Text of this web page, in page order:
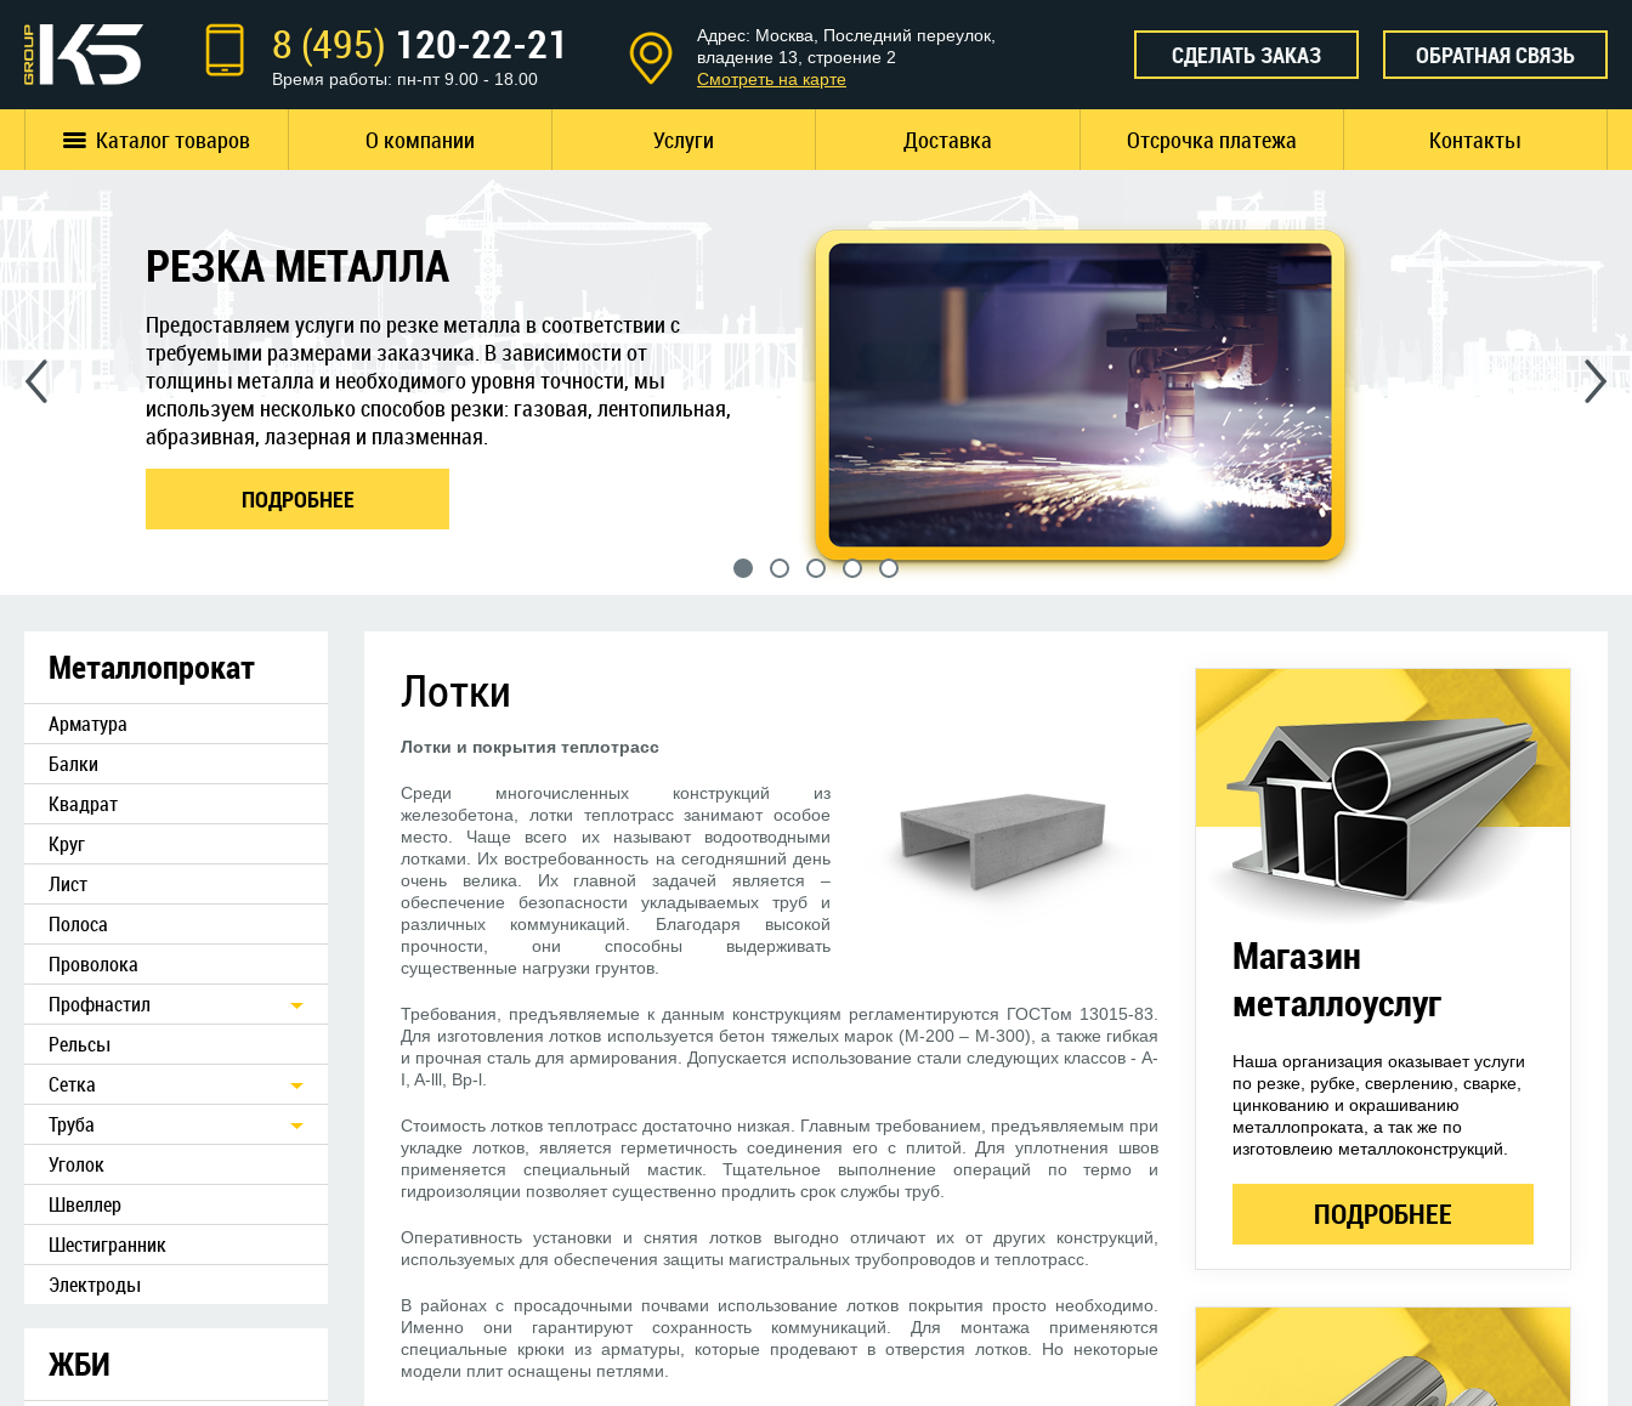
8 (495) 120-22-21
Время работы: пн-пт 9.00 - 18.00
Адрес: Москва, Последний переулок,
владение 13, строение 2
Смотреть на карте
ОБРАТНАЯ СВЯЗЬ
СДЕЛАТЬ ЗАКАЗ
Каталог товаров О компании Услуги Доставка Отсрочка платежа Контакты
РЕЗКА МЕТАЛЛА
Предоставляем услуги по резке металла в соответствии с
требуемыми размерами заказчика. В зависимости от
толщины металла и необходимого уровня точности, мы
используем несколько способов резки: газовая, лентопильная,
абразивная, лазерная и плазменная.
ПОДРОБНЕЕ
Металлопрокат
Арматура
Балки
Квадрат
Круг
Лист
Полоса
Проволока
Профнастил
Рельсы
Сетка
Труба
Уголок
Швеллер
Шестигранник
Электроды
ЖБИ
Магазин
металлоуслуг
Наша организация оказывает услуги
по резке, рубке, сверлению, сварке,
цинкованию и окрашиванию
металлопроката, а так же по
изготовлеию металлоконструкций.
ПОДРОБНЕЕ
Лотки
Лотки и покрытия теплотрасс
Среди многочисленных конструкций из
железобетона, лотки теплотрасс занимают особое
место. Чаще всего их называют водоотводными
лотками. Их востребованность на сегодняшний день
очень велика. Их главной задачей является –
обеспечение безопасности укладываемых труб и
различных коммуникаций. Благодаря высокой
прочности, они способны выдерживать
существенные нагрузки грунтов.
Требования, предъявляемые к данным конструкциям регламентируются ГОСТом 13015-83.
Для изготовления лотков используется бетон тяжелых марок (М-200 – М-300), а также гибкая
и прочная сталь для армирования. Допускается использование стали следующих классов - A-
I, A-lll, Bp-l.
Стоимость лотков теплотрасс достаточно низкая. Главным требованием, предъявляемым при
укладке лотков, является герметичность соединения его с плитой. Для уплотнения швов
применяется специальный мастик. Тщательное выполнение операций по термо и
гидроизоляции позволяет существенно продлить срок службы труб.
Оперативность установки и снятия лотков выгодно отличают их от других конструкций,
используемых для обеспечения защиты магистральных трубопроводов и теплотрасс.
В районах с просадочными почвами использование лотков покрытия просто необходимо.
Именно они гарантируют сохранность коммуникаций. Для монтажа применяются
специальные крюки из арматуры, которые продевают в отверстия лотков. Но некоторые
модели плит оснащены петлями.